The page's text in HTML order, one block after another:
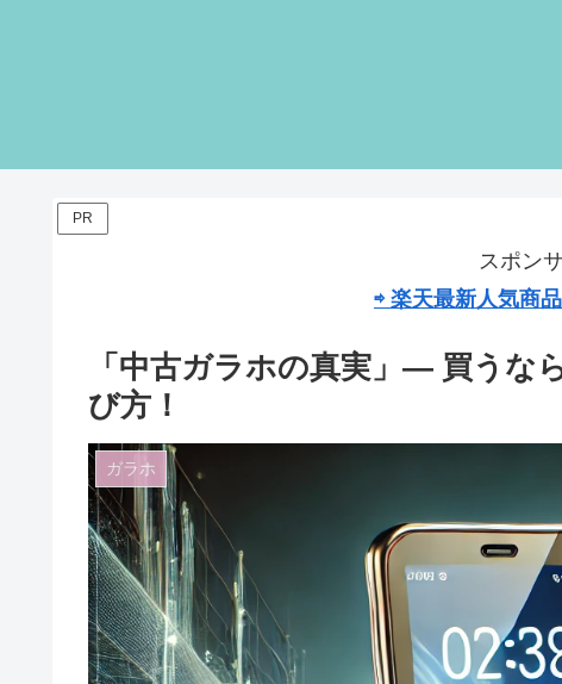
PR
スポン
⇨ 楽天最新人気商
「中古ガラホの真実」— 買うな
び方！
ガラホ